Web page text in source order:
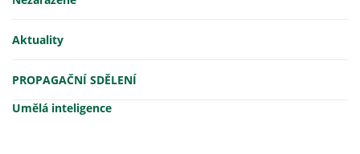
Aktuality
PROPAGAČNÍ SDĚLENÍ
Umělá inteligence